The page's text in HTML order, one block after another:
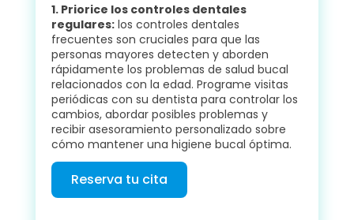
1. Priorice los controles dentales
regulares:los controles dentales
frecuentes son cruciales para que las
personas mayores detecten y aborden
rápidamente los problemas de salud bucal
relacionados con la edad. Programe visitas
periódicas con su dentista para controlar los
cambios, abordar posibles problemas y
recibir asesoramiento personalizado sobre
cómo mantener una higiene bucal óptima.
Reserva tu cita